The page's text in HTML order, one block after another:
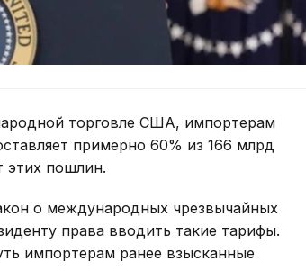
торговле США, импортерам
примерно 60% из 166 млрд
этих пошлин.
о международных чрезвычайных
права вводить такие тарифы.
импортерам ранее взысканные